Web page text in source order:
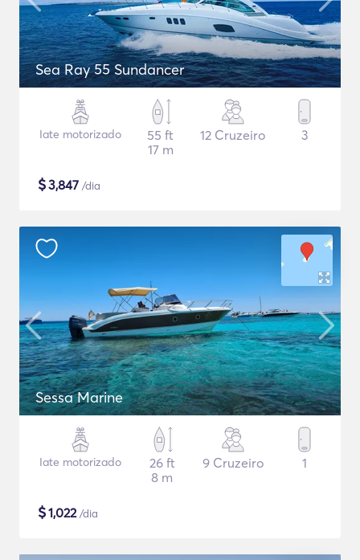
Sea Ray 55 Sundancer
Iate motorizado
55 ft
17 m
12 Cruzeiro 3
$3,847 /dia
Sessa Marine
Iate motorizado
26 ft
8 m
9 Cruzeiro 1
$1,022/dia